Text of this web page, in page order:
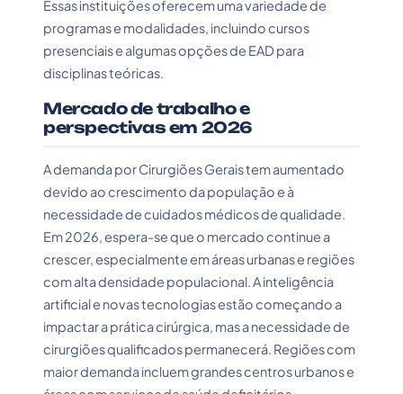
Essas instituições oferecem uma variedade de
programas e modalidades, incluindo cursos
presenciais e algumas opções de EAD para
disciplinas teóricas.
Mercado de trabalho e
perspectivas em 2026
A demanda por Cirurgiões Gerais tem aumentado
devido ao crescimento da população e à
necessidade de cuidados médicos de qualidade.
Em 2026, espera-se que o mercado continue a
crescer, especialmente em áreas urbanas e regiões
com alta densidade populacional. A inteligência
artificial e novas tecnologias estão começando a
impactar a prática cirúrgica, mas a necessidade de
cirurgiões qualificados permanecerá. Regiões com
maior demanda incluem grandes centros urbanos e